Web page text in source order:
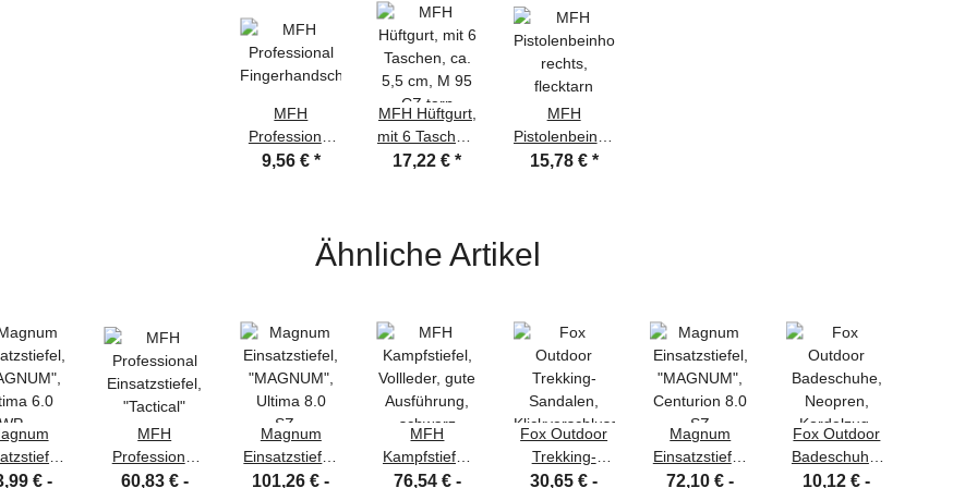
MFH
Professional
Fingerhandschuhe,
9,56 € *
MFH Hüftgurt,
mit 6 Taschen,
ca. 5,5 cm, M
17,22 €*
MFH
Pistolenbeinholster,
rechts,
15,78 € *
Ähnliche Artikel
€ -
MFH
Professional
Einsatzstiefel,
60,83 € -
Magnum
Einsatzstiefel,
"MAGNUM",
101,26 € -
MFH
Kampfstiefel,
Vollleder, gute
76,54 € -
Fox Outdoor
Trekking-
Sandalen,
30,65 € -
Magnum
Einsatzstiefel,
"MAGNUM",
72,10 € -
Fox Outdoor
Badeschuhe,
Neopren,
10,12 € -